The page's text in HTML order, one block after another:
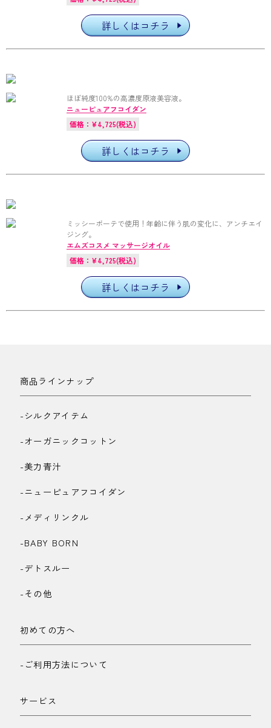
詳しくはコチラ
ほぼ純度100%の高濃度原液美容液。
ニューピュアフコイダン
価格：¥4,725(税込)
詳しくはコチラ
ミッシーボーテで使用！年齢に伴う肌の変化に、アンチエイ
ジング。
エムズコスメ マッサージオイル
価格：¥4,725(税込)
詳しくはコチラ
商品ラインナップ
-シルクアイテム
-オーガニックコットン
-美力青汁
-ニューピュアフコイダン
-メディリンクル
-BABY BORN
-デトスルー
-その他
初めての方へ
-ご利用方法について
サービス